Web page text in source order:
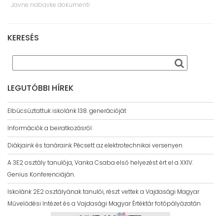
Javne nabavke dokumenti
KERESÉS
LEGUTÓBBI HÍREK
Elbúcsúztattuk iskolánk 138. generációját
Információk a beiratkozásról
Diákjaink és tanáraink Pécsett az elektrotechnikai versenyen
A 3E2 osztály tanulója, Vanka Csaba első helyezést ért el a XXIV.
Genius Konferenciáján.
Iskolánk 2E2 osztályának tanulói, részt vettek a Vajdasági Magyar
Művelődési Intézet és a Vajdasági Magyar Értéktár fotópályázatán